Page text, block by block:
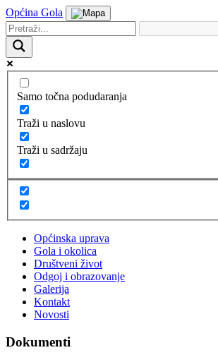
Općina Gola
Samo točna podudaranja
Traži u naslovu
Traži u sadržaju
Općinska uprava
Gola i okolica
Društveni život
Odgoj i obrazovanje
Galerija
Kontakt
Novosti
Dokumenti